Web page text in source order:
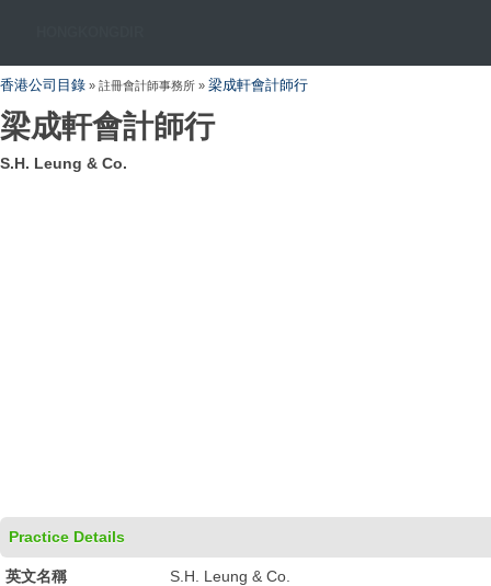
香港公司目錄 » 註冊會計師事務所 » 梁成軒會計師行
梁成軒會計師行
S.H. Leung & Co.
Practice Details
英文名稱 S.H. Leung & Co.